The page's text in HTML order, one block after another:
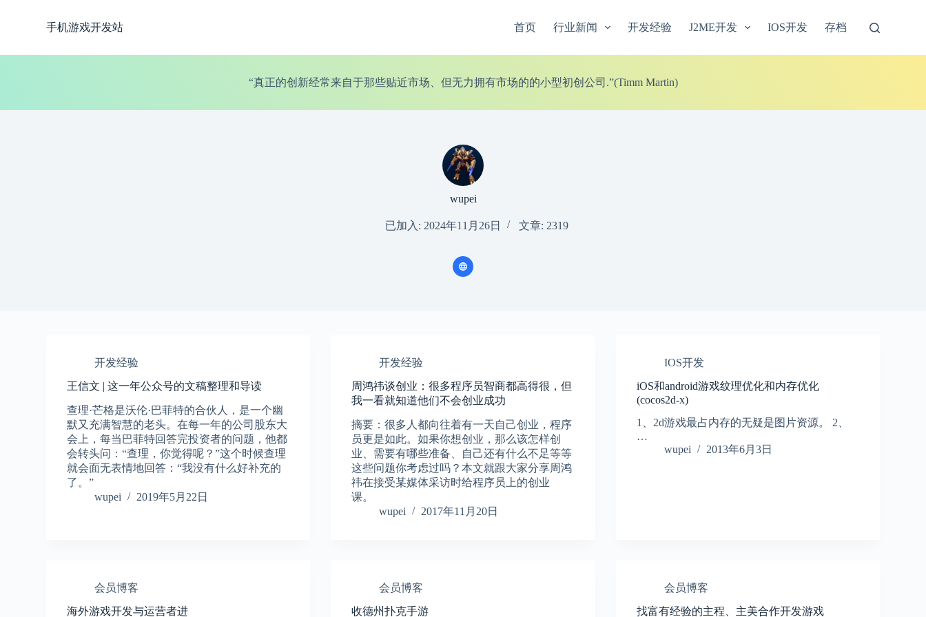
容
手机游戏开发站 首页 行业新闻 开发经验 J2ME开发 IOS开发 存档
“真正的创新经常来自于那些贴近市场、但无力拥有市场的的小型初创公司.”(Timm Martin)
wupei
已加入: 2024年11月26日 文章: 2319
开发经验
王信文 | 这一年公众号的文稿整理和导读
查理·芒格是沃伦·巴菲特的合伙人，是一个幽
默又充满智慧的老头。在每一年的公司股东大
会上，每当巴菲特回答完投资者的问题，他都
会转头问：“查理，你觉得呢？”这个时候查理
就会面无表情地回答：“我没有什么好补充的
了。”
wupei
2019年5月22日
开发经验
周鸿祎谈创业：很多程序员智商都高得很，但
我一看就知道他们不会创业成功
摘要：很多人都向往着有一天自己创业，程序
员更是如此。如果你想创业，那么该怎样创
业、需要有哪些准备、自己还有什么不足等等
这些问题你考虑过吗？本文就跟大家分享周鸿
祎在接受某媒体采访时给程序员上的创业
课。
wupei
2017年11月20日
IOS开发
iOS和android游戏纹理优化和内存优化
(cocos2d-x)
1、2d游戏最占内存的无疑是图片资源。 2、
…
wupei
2013年6月3日
会员博客
海外游戏开发与运营者进
会员博客
收德州扑克手游
会员博客
找富有经验的主程、主美合作开发游戏